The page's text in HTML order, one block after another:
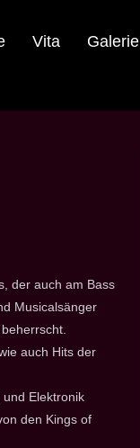
Vita Galerie
der auch am Bass
Musicalsänger
auch Hits der
Elektronik
den Kings of